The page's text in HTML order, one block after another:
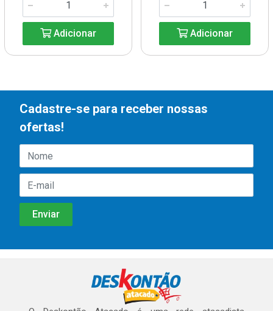
Adicionar Adicionar
Cadastre-se para receber nossas
ofertas!